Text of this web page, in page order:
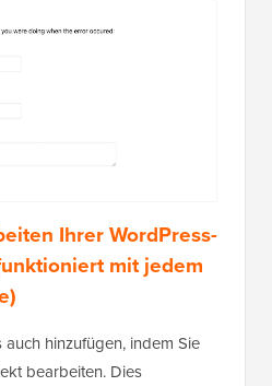
Ihrer WordPress-
mit jedem
hinzufügen, indem Sie
bearbeiten. Dies